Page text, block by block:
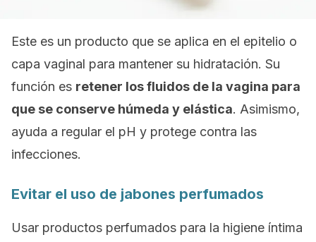
Este es un producto que se aplica en el epitelio o
capa vaginal para mantener su hidratación. Su
función es retener los fluidos de la vagina para
que se conserve húmeda y elástica. Asimismo,
ayuda a regular el pH y protege contra las
infecciones.
Evitar el uso de jabones perfumados
Usar productos perfumados para la higiene íntima